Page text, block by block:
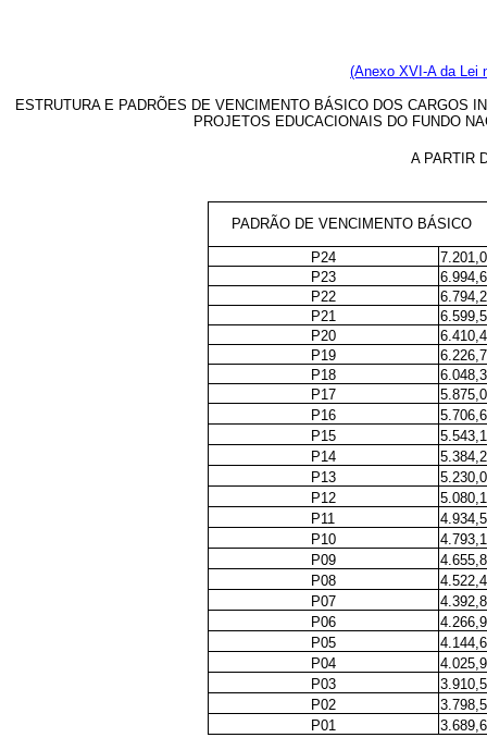
(Anexo XVI-A da Lei
ESTRUTURA E PADRÕES DE VENCIMENTO BÁSICO DOS CARGOS
PROJETOS EDUCACIONAIS DO FUNDO
A PARTIR
PADRÃO DE VENCIMENTO BÁSICO
P24
P23
P22
P21
P20
P19
P18
P17
P16
P15
P14
P13
P12
P11
P10
P09
P08
P07
P06
P05
P04
P03
P02
P01